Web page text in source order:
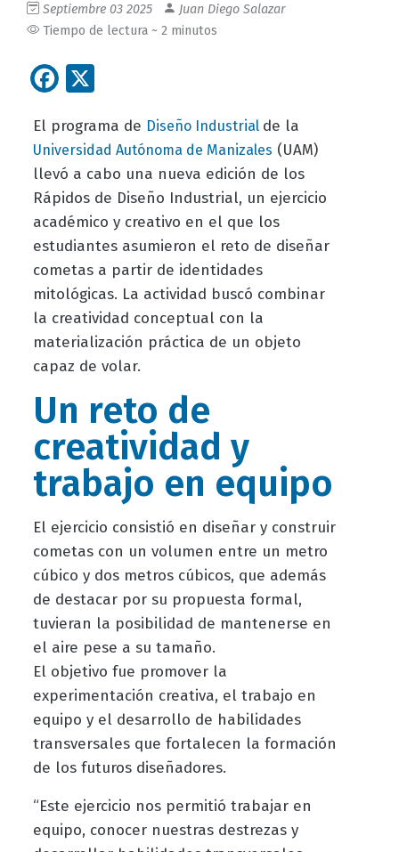
Septiembre 03 2025
Juan Diego Salazar
Tiempo de lectura ~ 2 minutos
Facebook
El programa de Diseño Industrial de la
Universidad Autónoma de Manizales (UAM)
llevó a cabo una nueva edición de los
Rápidos de Diseño Industrial, un ejercicio
académico y creativo en el que los
estudiantes asumieron el reto de diseñar
cometas a partir de identidades
mitológicas. La actividad buscó combinar
la creatividad conceptual con la
materialización práctica de un objeto
capaz de volar.
Un reto de
creatividad y
trabajo en equipo
El ejercicio consistió en diseñar y construir
cometas con un volumen entre un metro
cúbico y dos metros cúbicos, que además
de destacar por su propuesta formal,
tuvieran la posibilidad de mantenerse en
el aire pese a su tamaño.
El objetivo fue promover la
experimentación creativa, el trabajo en
equipo y el desarrollo de habilidades
transversales que fortalecen la formación
de los futuros diseñadores.
“Este ejercicio nos permitió trabajar en
equipo, conocer nuestras destrezas y